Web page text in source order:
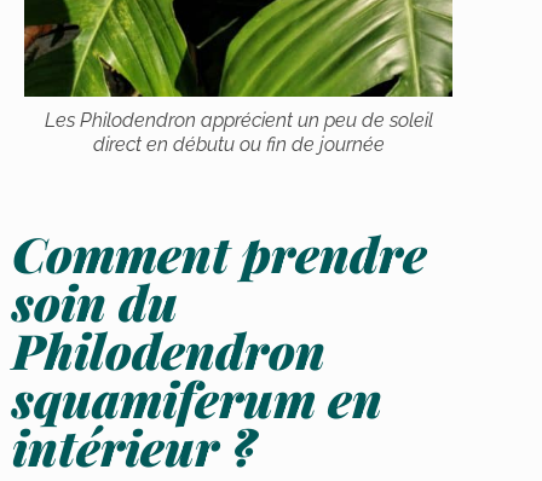
Les Philodendron apprécient un peu de soleil
direct en débutu ou fin de journée
Comment prendre
soin du
Philodendron
squamiferum en
intérieur ?